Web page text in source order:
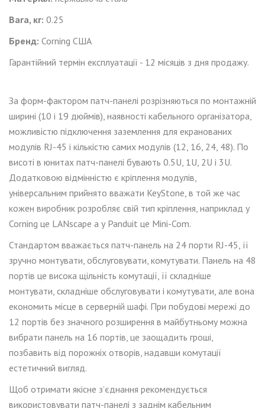
Вага, кг: 0.25
Бренд: Corning США
Гарантійний термін експлуатації - 12 місяців з дня продажу.
За форм-фактором патч-панелі розрізняються по монтажній
ширині (10 і 19 дюймів), наявності кабельного організатора,
можливістю підключення заземлення для екранованих
модулів RJ-45 і кількістю самих модулів (12, 16, 24, 48). По
висоті в юнитах патч-панелі бувають 0.5U, 1U, 2U і 3U.
Додатковою відмінністю є кріплення модулів,
універсальним прийнято вважати KeyStone, в той же час
кожен виробник розробляє свій тип кріплення, наприклад у
Corning це LANscape а у Panduit це Mini-Com.
Стандартом вважається патч-панель на 24 порти RJ-45, її
зручно монтувати, обслуговувати, комутувати. Панель на 48
портів це висока щільність комутації, її складніше
монтувати, складніше обслуговувати і комутувати, але вона
економить місце в серверній шафі. При побудові мережі до
12 портів без значного розширення в майбутньому можна
вибрати панель на 16 портів, це заощадить гроші,
позбавить від порожніх отворів, надавши комутації
естетичний вигляд.
Щоб отримати якісне з’єднання рекомендується
використовувати патч-панелі з заднім кабельним